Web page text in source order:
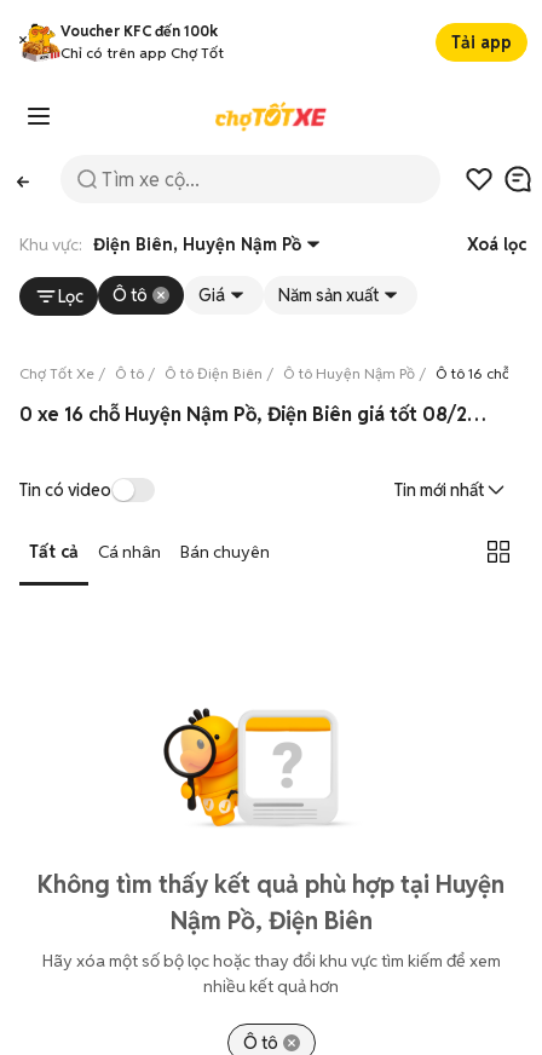
Voucher KFC đến 100k
Chỉ có trên app Chợ Tốt
Tải app
Khu vực: Điện Biên, Huyện Nậm Pồ Xoá lọc
Lọc Ô tô Giá Năm sản xuất
Chợ Tốt Xe Ô tô Ô tô Điện Biên Ô tô Huyện Nậm Pồ Ô tô 16 chỗ
0 xe 16 chỗ Huyện Nậm Pồ, Điện Biên giá tốt 08/2026
Tin có video Tin mới nhất
Tất cả Cá nhân Bán chuyên
Không tìm thấy kết quả phù hợp tại Huyện
Nậm Pồ, Điện Biên
Hãy xóa một số bộ lọc hoặc thay đổi khu vực tìm kiếm để xem
nhiều kết quả hơn
Ô tô